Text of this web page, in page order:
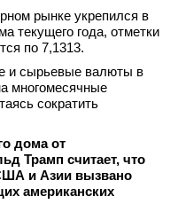
рынке укрепился в
текущего года, отметки
по 7,1313.
и сырьевые валюты в
многомесячные
сократить
дома от
Трамп считает, что
и Азии вызвано
американских